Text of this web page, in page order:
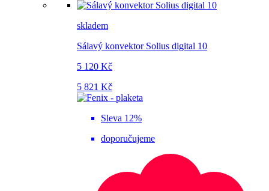
skladem
Sálavý konvektor Solius digital 10
5 120 Kč
5 821 Kč
Sleva 12%
doporučujeme